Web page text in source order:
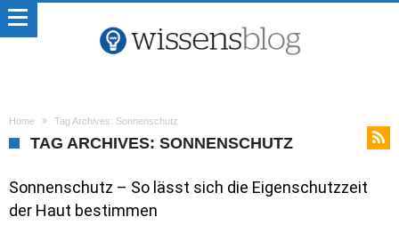
Home Tag Archives: Sonnenschutz
TAG ARCHIVES: SONNENSCHUTZ
Sonnenschutz – So lässt sich die Eigenschutzzeit
der Haut bestimmen